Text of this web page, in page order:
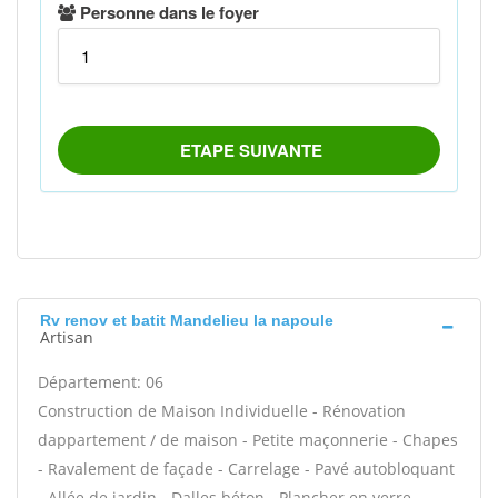
Rv renov et batit Mandelieu la napoule
Artisan
Département: 06
Construction de Maison Individuelle - Rénovation
dappartement / de maison - Petite maçonnerie - Chapes
- Ravalement de façade - Carrelage - Pavé autobloquant